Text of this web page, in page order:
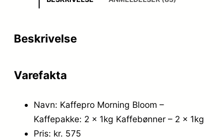
Beskrivelse
Varefakta
Navn: Kaffepro Morning Bloom –
Kaffepakke: 2 x 1kg Kaffebønner – 2 x 1kg
Pris: kr. 575